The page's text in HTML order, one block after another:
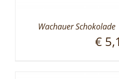
Wachauer
€